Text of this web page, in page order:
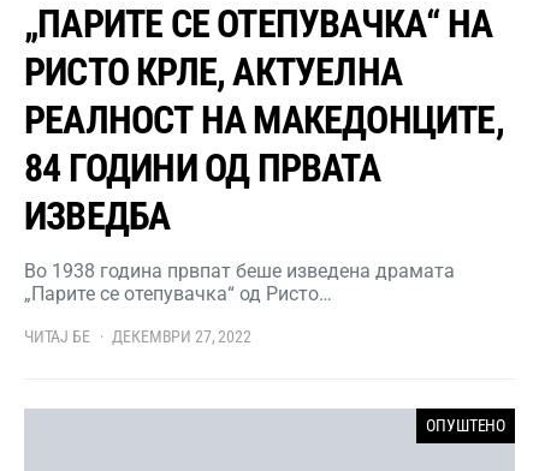
„ПАРИТЕ СЕ ОТЕПУВАЧКА“ НА
РИСТО КРЛЕ, АКТУЕЛНА
РЕАЛНОСТ НА МАКЕДОНЦИТЕ,
84 ГОДИНИ ОД ПРВАТА
ИЗВЕДБА
Во 1938 година првпат беше изведена драмата
„Парите се отепувачка“ од Ристо…
ЧИТАЈ БЕ ДЕКЕМВРИ 27, 2022
ОПУШТЕНО